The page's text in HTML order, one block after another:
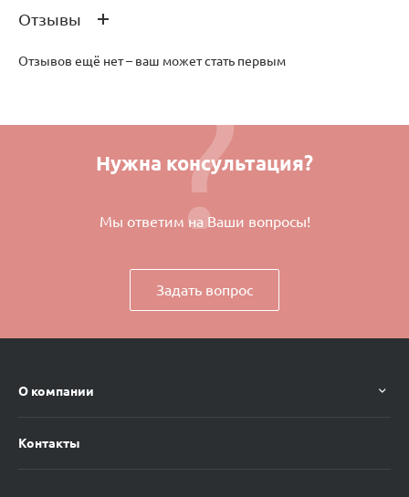
Отзывы
Отзывов ещё нет – ваш может стать первым
Нужна консультация?
Мы ответим на Ваши вопросы!
Задать вопрос
О компании
Контакты